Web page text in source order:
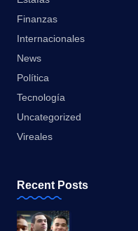
Finanzas
Internacionales
News
Política
Tecnología
Uncategorized
Vireales
Recent Posts